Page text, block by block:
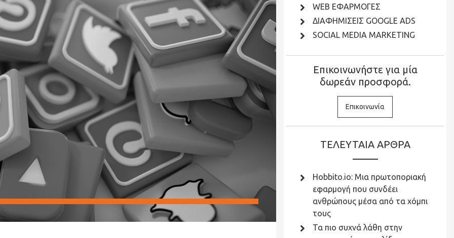
WEB ΕΦΑΡΜΟΓΕΣ
ΔΙΑΦΗΜΙΣΕΙΣ GOOGLE ADS
SOCIAL MEDIA MARKETING
Επικοινωνήστε για μία
δωρεάν προσφορά.
Επικοινωνία
ΤΕΛΕΥΤΑΙΑ ΑΡΘΡΑ
Hobbito.io: Μια πρωτοποριακή
εφαρμογή που συνδέει
ανθρώπους μέσα από τα χόμπι
τους
Τα πιο συχνά λάθη στην